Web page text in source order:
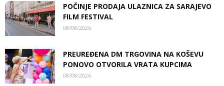
POČINJE PRODAJA ULAZNICA ZA SARAJEVO
FILM FESTIVAL
08/08/2026
PREUREĐENA DM TRGOVINA NA KOŠEVU
PONOVO OTVORILA VRATA KUPCIMA
08/08/2026